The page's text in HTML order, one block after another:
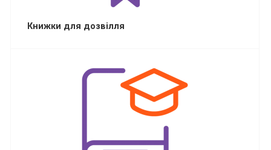
Книжки для дозвілля